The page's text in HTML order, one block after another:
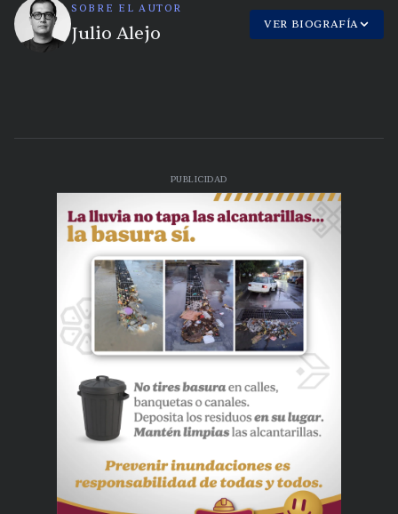
SOBRE EL AUTOR
Julio Alejo VER BIOGRAFÍA
PUBLICIDAD